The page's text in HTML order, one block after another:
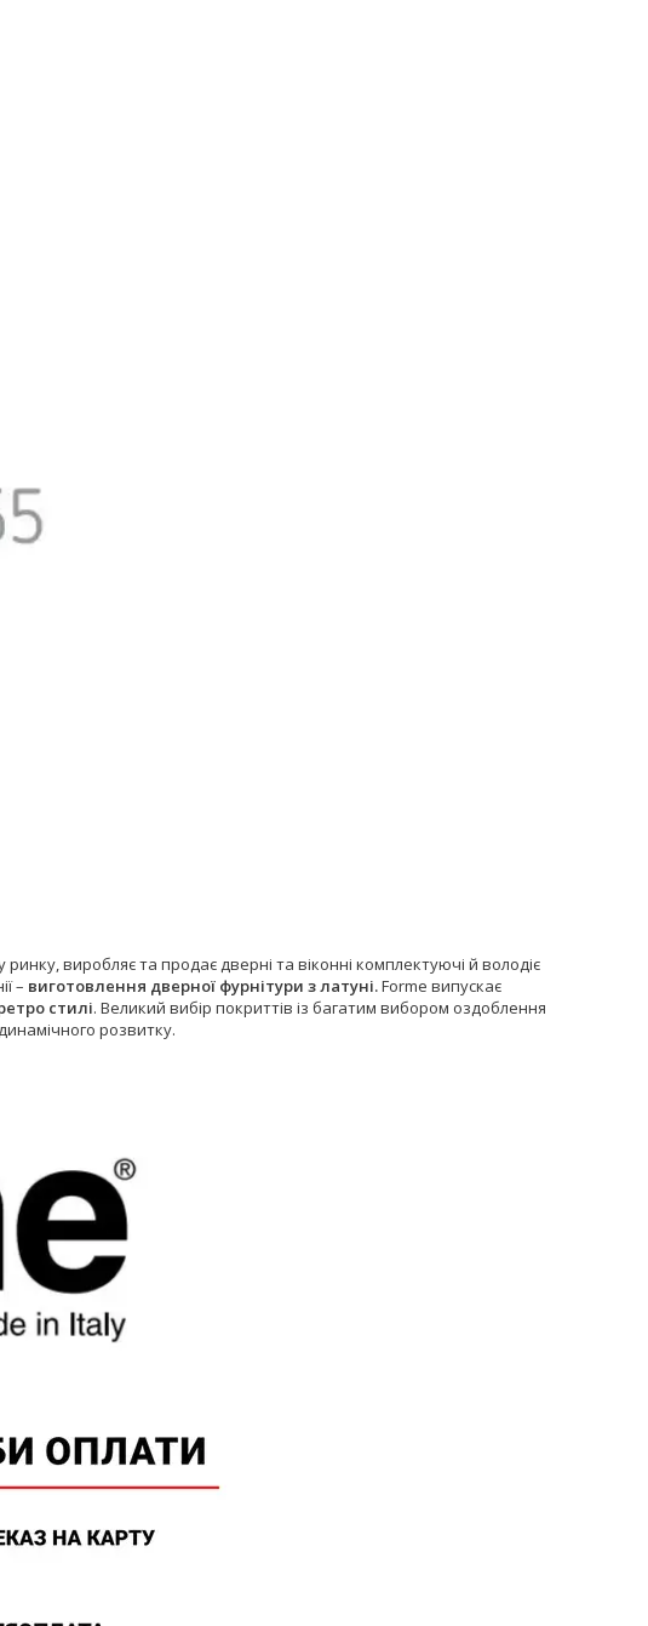
ринку, виробляє та продає дверні та віконні комплектуючі й володіє
– виготовлення дверної фурнітури з латуні.Forme випускає
стилі. Великий вибір покриттів із багатим вибором оздоблення
розвитку.